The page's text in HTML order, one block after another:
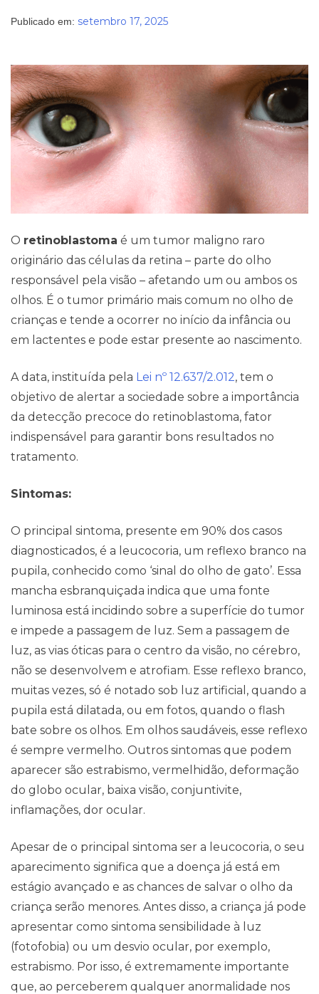
Pareceres Jurídicos
Publicado em: setembro 17, 2025
O retinoblastoma é um tumor maligno raro
originário das células da retina – parte do olho
responsável pela visão – afetando um ou ambos os
olhos. É o tumor primário mais comum no olho de
crianças e tende a ocorrer no início da infância ou
em lactentes e pode estar presente ao nascimento.
A data, instituída pela Lei nº 12.637/2.012, tem o
objetivo de alertar a sociedade sobre a importância
da detecção precoce do retinoblastoma, fator
indispensável para garantir bons resultados no
tratamento.
Sintomas:
O principal sintoma, presente em 90% dos casos
diagnosticados, é a leucocoria, um reflexo branco na
pupila, conhecido como ‘sinal do olho de gato’. Essa
mancha esbranquiçada indica que uma fonte
luminosa está incidindo sobre a superfície do tumor
e impede a passagem de luz. Sem a passagem de
luz, as vias óticas para o centro da visão, no cérebro,
não se desenvolvem e atrofiam. Esse reflexo branco,
muitas vezes, só é notado sob luz artificial, quando a
pupila está dilatada, ou em fotos, quando o flash
bate sobre os olhos. Em olhos saudáveis, esse reflexo
é sempre vermelho. Outros sintomas que podem
aparecer são estrabismo, vermelhidão, deformação
do globo ocular, baixa visão, conjuntivite,
inflamações, dor ocular.
Apesar de o principal sintoma ser a leucocoria, o seu
aparecimento significa que a doença já está em
estágio avançado e as chances de salvar o olho da
criança serão menores. Antes disso, a criança já pode
apresentar como sintoma sensibilidade à luz
(fotofobia) ou um desvio ocular, por exemplo,
estrabismo. Por isso, é extremamente importante
que, ao perceberem qualquer anormalidade nos